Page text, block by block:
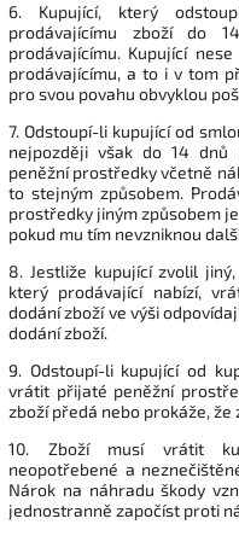
6. Kupující, který
prodávajícímu zboží do
prodávajícímu. Kupující
prodávajícímu, a to i v tom
pro svou povahu obvyklou
7. Odstoupí-li kupující od
nejpozději však do 14 dnů
peněžní prostředky včetně
to stejným způsobem.
prostředky jiným způsobem
pokud mu tím nevzniknou
8. Jestliže kupující zvolil
který prodávající nabízí,
dodání zboží ve výši
dodání zboží.
9. Odstoupí-li kupující od
vrátit přijaté peněžní
zboží předá nebo prokáže,
10. Zboží musí vrátit
neopotřebené a
Nárok na náhradu škody
jednostranně započíst proti